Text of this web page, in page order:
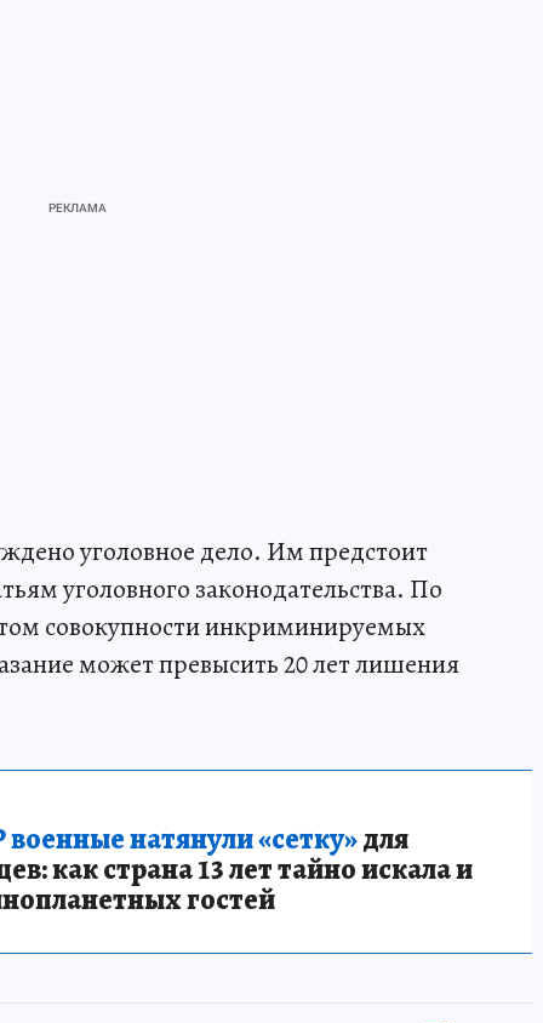
уголовное дело. Им предстоит
уголовного законодательства. По
совокупности инкриминируемых
может превысить 20 лет лишения
натянули «сетку»для
как страна 13 лет тайно искала и
гостей